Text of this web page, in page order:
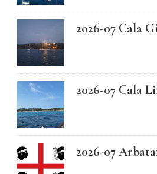
2026-07 Cala
2026-07 Cala
2026-07